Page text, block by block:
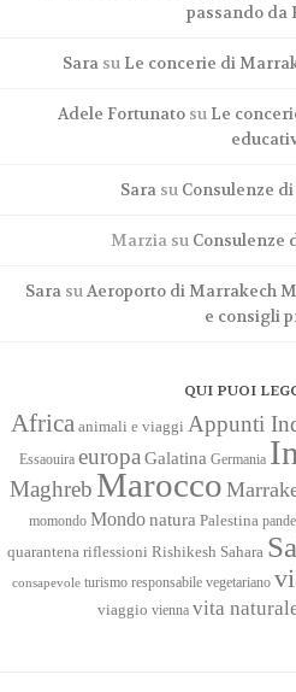
passando da
Sara su Le concerie di
Adele Fortunato su Le
Sara su Consulenze
Marziasu Consulenze
Sara suAeroporto di Marrakech
e consigli
QUI PUOI
Africa animali e viaggi Appunti
Essaouira europaGalatina Germania
Maghreb Marocco
momondo Mondo natura Palestina
quarantena riflessioni Rishikesh Sahara
consapevole turismo responsabile vegetariano
viaggio vienna vita